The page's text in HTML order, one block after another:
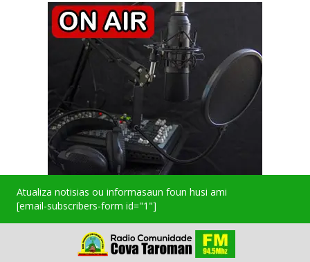
Atualiza notisias ou informasaun foun husi ami
[email-subscribers-form id="1"]